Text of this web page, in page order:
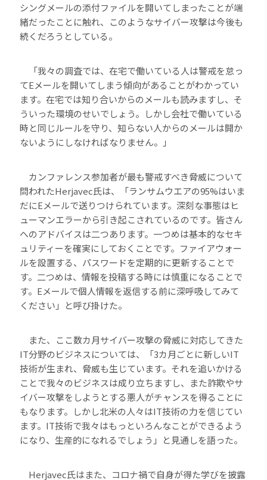
シングメールの添付ファイルを開いてしまったことが端
緒だったことに触れ、このようなサイバー攻撃は今後も
続くだろうとしている。
「我々の調査では、在宅で働いている人は警戒を怠っ
てEメールを開いてしまう傾向があることがわかってい
ます。在宅では知り合いからのメールも読みますし、そ
ういった環境のせいでしょう。しかし会社で働いている
時と同じルールを守り、知らない人からのメールは開か
ないようにしなければなりません。」
カンファレンス参加者が最も警戒すべき脅威について
問われたHerjavec氏は、「ランサムウエアの95%はいま
だにEメールで送りつけられています。深刻な事態はヒ
ューマンエラーから引き起こされているのです。皆さん
へのアドバイスは二つあります。一つめは基本的なセキ
ュリティーを確実にしておくことです。ファイアウォー
ルを設置する、パスワードを定期的に更新することで
す。二つめは、情報を投稿する時には慎重になることで
す。Eメールで個人情報を返信する前に深呼吸してみて
ください」と呼び掛けた。
また、ここ数カ月サイバー攻撃の脅威に対応してきた
IT分野のビジネスについては、「3カ月ごとに新しいIT
技術が生まれ、脅威も生じています。それを追いかける
ことで我々のビジネスは成り立ちますし、また詐欺やサ
イバー攻撃をしようとする悪人がチャンスを得ることに
もなります。しかし北米の人々はIT技術の力を信じてい
ます。IT技術で我々はもっといろんなことができるよう
になり、生産的になれるでしょう」と見通しを語った。
Herjavec氏はまた、コロナ禍で自身が得た学びを披露